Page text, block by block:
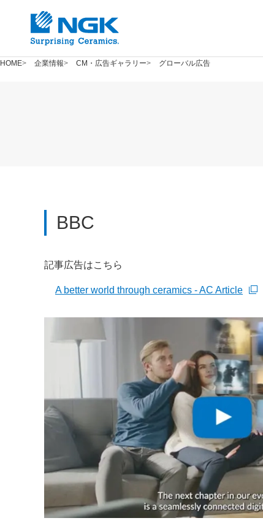
HOME 企業情報 CM・広告ギャラリー グローバル広告
BBC
記事広告はこちら
A better world through ceramics - AC Article